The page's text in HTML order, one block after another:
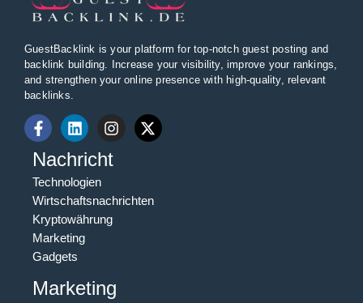
GuestBacklink is your platform for top-notch guest posting and
backlink building. Increase your visibility, improve your rankings,
and strengthen your online presence with high-quality, relevant
backlinks.
Nachricht
Technologien
Wirtschaftsnachrichten
Kryptowährung
Marketing
Gadgets
Marketing